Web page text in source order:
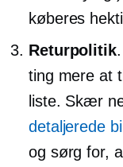
køberes
Returpolitik.
ting mere at
liste. Skær
detaljerede
og sørg for,